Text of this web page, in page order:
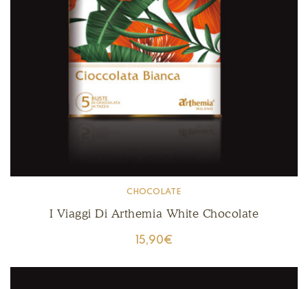
CHOCOLATE
I Viaggi Di Arthemia White Chocolate
15,90€